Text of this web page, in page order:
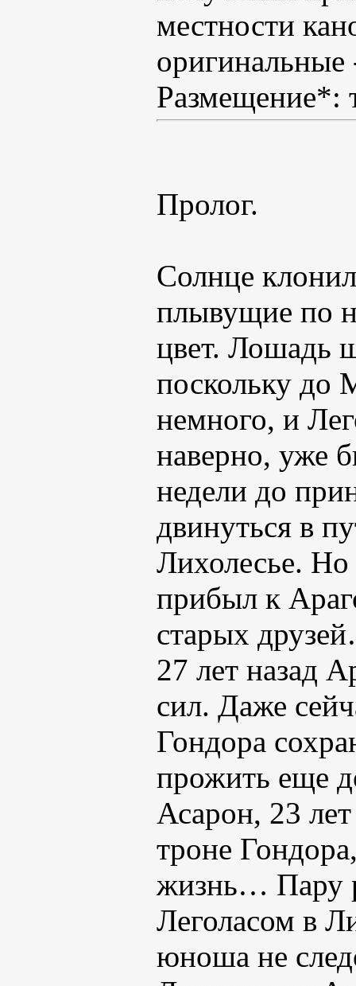
местности
оригинальные
Размещение*:
Пролог.
Солнце
плывущие по
цвет. Лошадь
поскольку до
немного, и
наверно, уже
недели до
двинуться в
Лихолесье. Но
прибыл к
старых
27 лет назад
сил. Даже
Гондора
прожить еще
Асарон, 23
троне
жизнь… Пару
Леголасом в
юноша не